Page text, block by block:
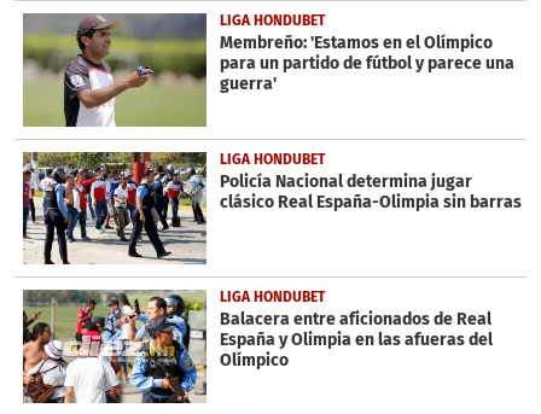
LIGA HONDUBET
Membreño: 'Estamos en el Olímpico
para un partido de fútbol y parece una
guerra'
LIGA HONDUBET
Policía Nacional determina jugar
clásico Real España-Olimpia sin barras
LIGA HONDUBET
Balacera entre aficionados de Real
España y Olimpia en las afueras del
Olímpico